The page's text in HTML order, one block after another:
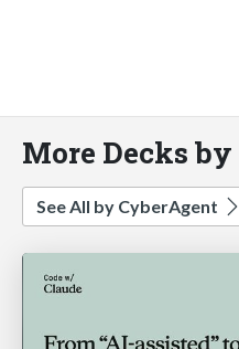
More Decks
See All by CyberAgent